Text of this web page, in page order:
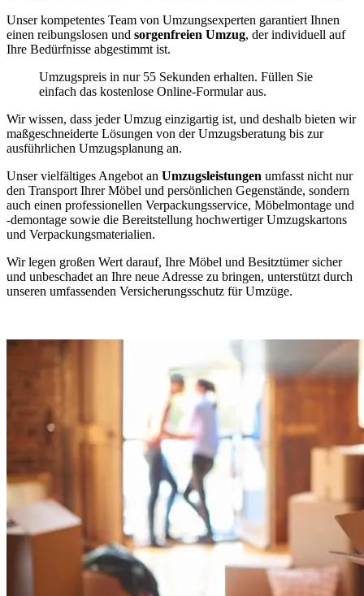
Unser kompetentes Team von Umzungsexperten garantiert Ihnen
einen reibungslosen und sorgenfreien Umzug, der individuell auf
Ihre Bedürfnisse abgestimmt ist.
Umzugspreis in nur 55 Sekunden erhalten. Füllen Sie
einfach das kostenlose Online-Formular aus.
Wir wissen, dass jeder Umzug einzigartig ist, und deshalb bieten wir
maßgeschneiderte Lösungen von der Umzugsberatung bis zur
ausführlichen Umzugsplanung an.
Unser vielfältiges Angebot an Umzugsleistungen umfasst nicht nur
den Transport Ihrer Möbel und persönlichen Gegenstände, sondern
auch einen professionellen Verpackungsservice, Möbelmontage und
-demontage sowie die Bereitstellung hochwertiger Umzugskartons
und Verpackungsmaterialien.
Wir legen großen Wert darauf, Ihre Möbel und Besitztümer sicher
und unbeschadet an Ihre neue Adresse zu bringen, unterstützt durch
unseren umfassenden Versicherungsschutz für Umzüge.